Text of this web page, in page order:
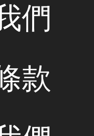
們
款